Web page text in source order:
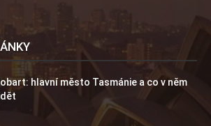
hlavní město Tasmánie a co v něm